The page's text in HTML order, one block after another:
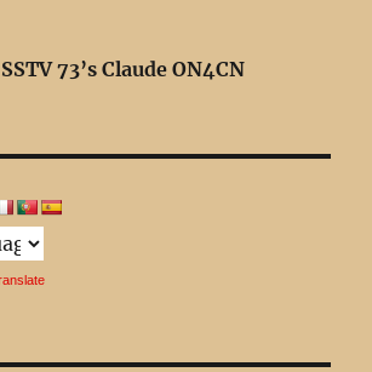
73’s Claude ON4CN